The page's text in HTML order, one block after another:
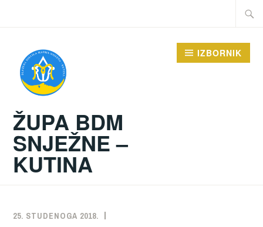
Traži:
ŽUPA BDM
SNJEŽNE –
KUTINA
IZBORNIK
25. STUDENOGA 2018.